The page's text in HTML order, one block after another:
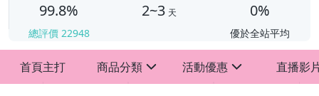
99.8%
總評價 22948
2~3 天 0%
優於全站平均
首頁主打 商品分類 活動優惠 直播影